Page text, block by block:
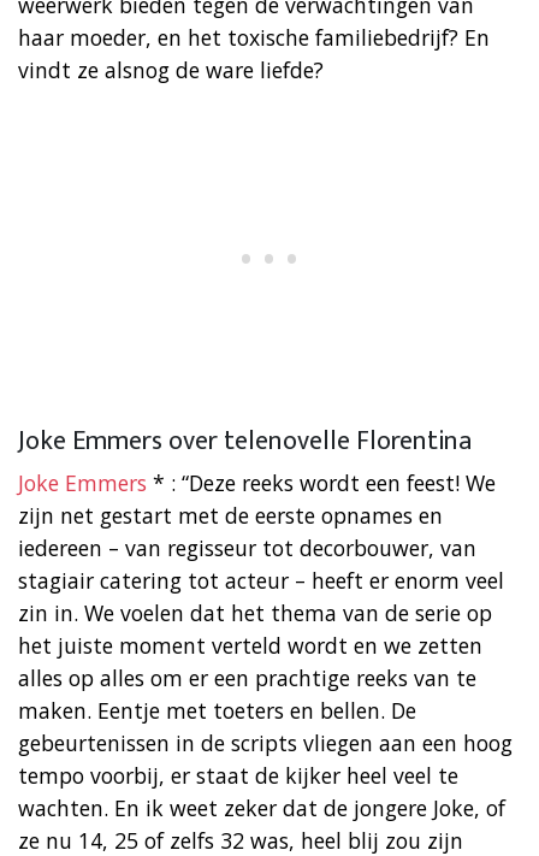
haar moeder, en het toxische familiebedrijf? En
vindt ze alsnog de ware liefde?
Joke Emmers over telenovelle Florentina
Joke Emmers * : “Deze reeks wordt een feest! We
zijn net gestart met de eerste opnames en
iedereen – van regisseur tot decorbouwer, van
stagiair catering tot acteur – heeft er enorm veel
zin in. We voelen dat het thema van de serie op
het juiste moment verteld wordt en we zetten
alles op alles om er een prachtige reeks van te
maken. Eentje met toeters en bellen. De
gebeurtenissen in de scripts vliegen aan een hoog
tempo voorbij, er staat de kijker heel veel te
wachten. En ik weet zeker dat de jongere Joke, of
ze nu 14, 25 of zelfs 32 was, heel blij zou zijn